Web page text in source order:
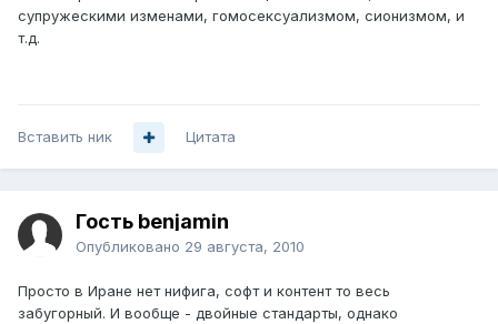
супружескими изменами, гомосексуализмом, сионизмом, и
т.д.
Вставить ник Цитата
Гость benjamin
Опубликовано 29 августа, 2010
Просто в Иране нет нифига, софт и контент то весь
забугорный. И вообще - двойные стандарты, однако